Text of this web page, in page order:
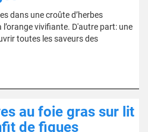
dans une croûte d’herbes
l’orange vivifiante. D'autre part: une
toutes les saveurs des
au foie gras sur lit
de figues